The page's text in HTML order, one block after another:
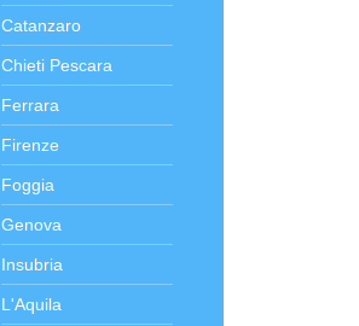
Catanzaro
Chieti Pescara
Ferrara
Firenze
Foggia
Genova
Insubria
L'Aquila